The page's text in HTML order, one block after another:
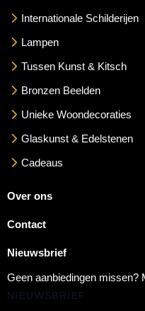
Internationale Schilderijen
Lampen
Tussen Kunst & Kitsch
Bronzen Beelden
Unieke Woondecoraties
Glaskunst & Edelstenen
Cadeaus
Over ons
Contact
Nieuwsbrief
Geen aanbiedingen missen?
NIEUWSBRIEF